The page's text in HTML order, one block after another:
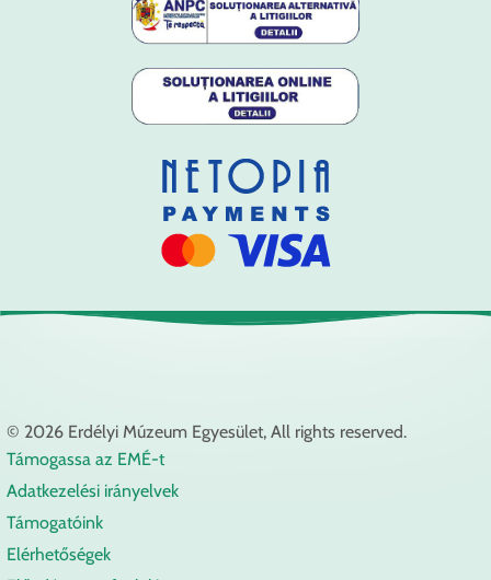
© 2026 Erdélyi Múzeum Egyesület, All rights reserved.
Lábléc
Támogassa az EMÉ-t
Adatkezelési irányelvek
Támogatóink
Elérhetőségek